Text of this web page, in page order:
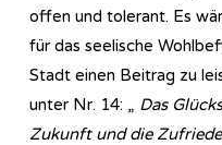
offen und tolerant. Es
für das seelische
Stadt einen Beitrag zu
unter Nr. 14: „ Das
Zukunft und die